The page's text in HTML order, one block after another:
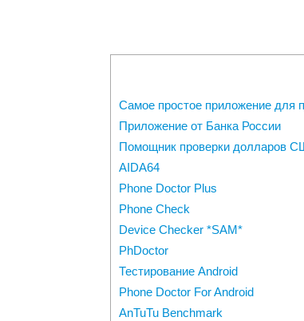
Самое простое приложение для
Приложение от Банка России
Помощник проверки долларов
AIDA64
Phone Doctor Plus
Phone Check
Device Checker *SAM*
PhDoctor
Тестирование Android
Phone Doctor For Android
AnTuTu Benchmark